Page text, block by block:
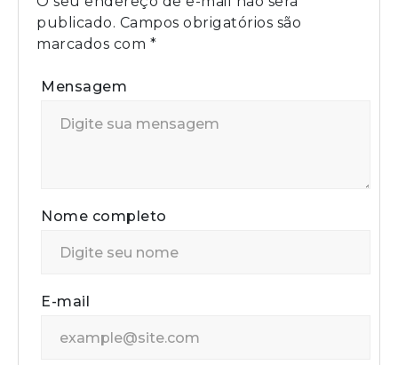
publicado. Campos obrigatórios são
marcados com *
Mensagem
Nome completo
E-mail